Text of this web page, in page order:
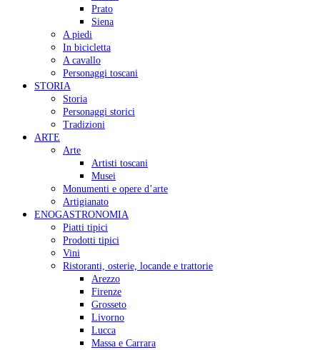
Prato
Siena
A piedi
In bicicletta
A cavallo
Personaggi toscani
STORIA
Storia
Personaggi storici
Tradizioni
ARTE
Arte
Artisti toscani
Musei
Monumenti e opere d’arte
Artigianato
ENOGASTRONOMIA
Piatti tipici
Prodotti tipici
Vini
Ristoranti, osterie, locande e trattorie
Arezzo
Firenze
Grosseto
Livorno
Lucca
Massa e Carrara